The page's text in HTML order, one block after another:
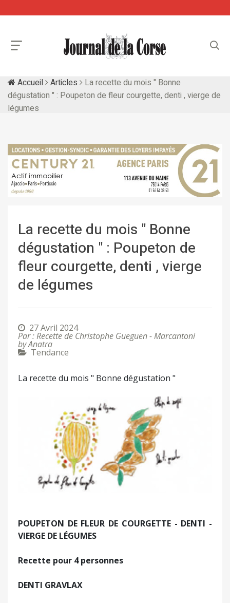
Accueil Articles
La recette du mois " Bonne
dégustation " : Poupeton de fleur courgette, denti , vierge de
légumes
La recette du mois " Bonne
dégustation " : Poupeton de
fleur courgette, denti , vierge
de légumes
27 Avril 2024
Par : Recette de Christophe Gueguen - Marcantoni
by Anatra
Tendance
La recette du mois " Bonne dégustation "
POUPETON DE FLEUR DE COURGETTE - DENTI -
VIERGE DE LÉGUMES
Recette pour 4 personnes
DENTI GRAVLAX